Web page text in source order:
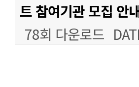
트 참여기관 모집 안
78회 다운로드